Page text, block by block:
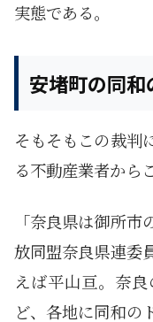
実態である。
安堵町の同和
そもそもこの裁判
る不動産業者から
「奈良県は御所
放同盟奈良県連委
えば平山亘。奈
ど、各地に同和の